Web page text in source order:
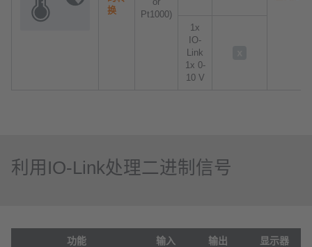
换
Pt1000)
1x
IO-
Link
1x 0-
10 V
利用IO-Link处理二进制信号
功能 输入 输出 显示器